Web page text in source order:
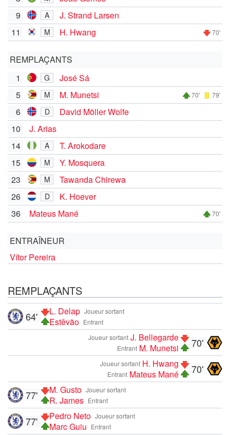
9
A
J. Strand Larsen
11
M H. Hwang 70'
REMPLAÇANTS
1
G
José Sá
5
M M. Munetsi 70' 79'
6 D
David Möller Wolfe
10
J. Arias
14
A
T. Arokodare
15
M
Y. Mosquera
23
M
Tawanda Chirewa
26
D
K. Hoever
36
Mateus Mané 70'
ENTRAÎNEUR
Vítor Pereira
REMPLAÇANTS
Joueur sortant
L. Delap
Entrant
Estêvão
64'
70'
Joueur sortant J. Bellegarde
Entrant M. Munetsi
70'
Joueur sortant H. Hwang
Entrant Mateus Mané
Joueur sortant
M. Gusto
Entrant
R. James
77'
Joueur sortant
Pedro Neto
Entrant
Marc Guiu
77'